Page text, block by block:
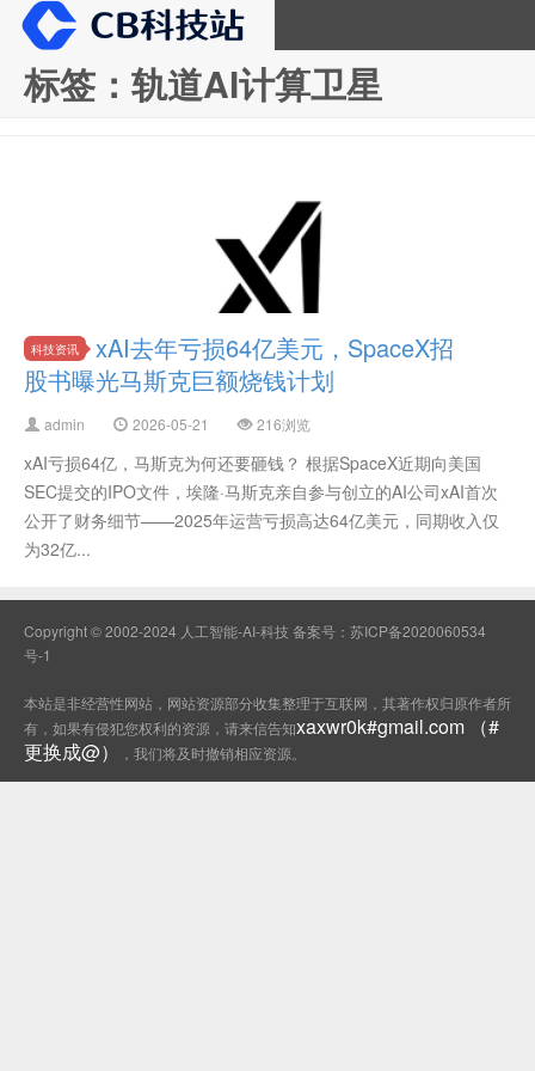
标签：轨道AI计算卫星
科技资讯
xAI去年亏损64亿美元，SpaceX招
股书曝光马斯克巨额烧钱计划
admin 2026-05-21 216浏览
xAI亏损64亿，马斯克为何还要砸钱？ 根据SpaceX近期向美国
SEC提交的IPO文件，埃隆·马斯克亲自参与创立的AI公司xAI首次
公开了财务细节——2025年运营亏损高达64亿美元，同期收入仅
为32亿...
Copyright © 2002-2024 人工智能-AI-科技 备案号： 苏ICP备2020060534
号-1
本站是非经营性网站，网站资源部分收集整理于互联网，其著作权归原作者所
有，如果有侵犯您权利的资源，请来信告知xaxwr0k#gmail.com （#
更换成@）
，我们将及时撤销相应资源。